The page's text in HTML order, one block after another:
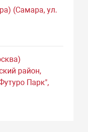
(Самара, ул.
район,
Парк",